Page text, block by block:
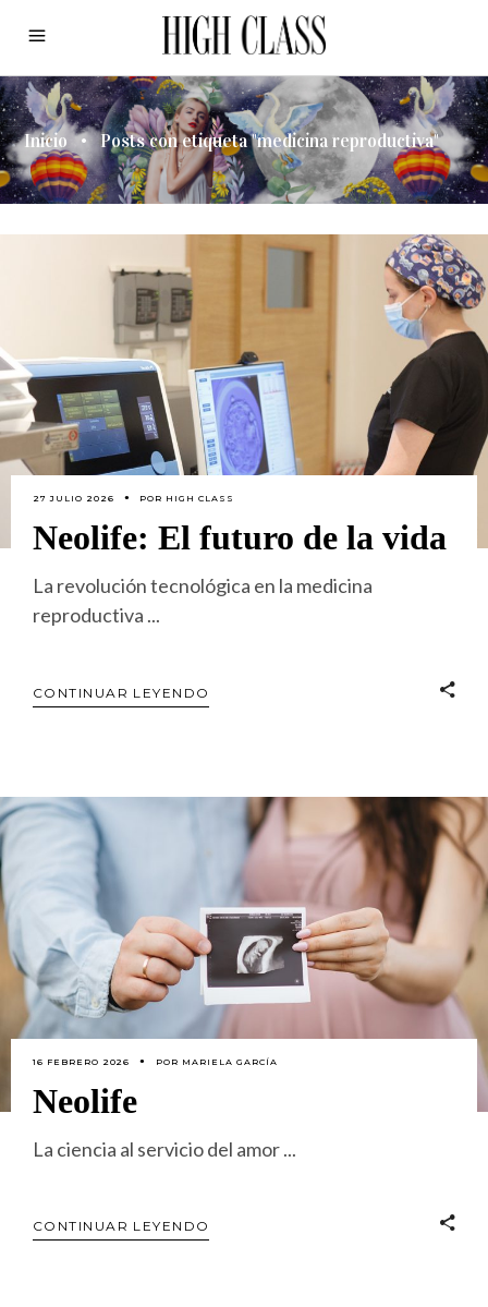
Inicio • Posts con etiqueta "medicina reproductiva"
27 JULIO 2026 POR HIGH CLASS
Neolife: El futuro de la vida
La revolución tecnológica en la medicina
reproductiva
CONTINUAR LEYENDO
16 FEBRERO 2026 POR MARIELA GARCÍA
Neolife
La ciencia al servicio del amor
CONTINUAR LEYENDO